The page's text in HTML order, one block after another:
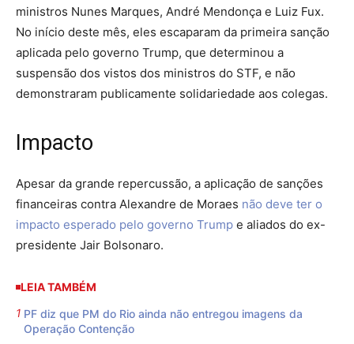
ministros Nunes Marques, André Mendonça e Luiz Fux.
No início deste mês, eles escaparam da primeira sanção
aplicada pelo governo Trump, que determinou a
suspensão dos vistos dos ministros do STF, e não
demonstraram publicamente solidariedade aos colegas.
Impacto
Apesar da grande repercussão, a aplicação de sanções
financeiras contra Alexandre de Moraes não deve ter o
impacto esperado pelo governo Trump e aliados do ex-
presidente Jair Bolsonaro.
LEIA TAMBÉM
PF diz que PM do Rio ainda não entregou imagens da
Operação Contenção